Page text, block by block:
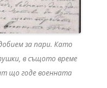
за пари. Като
в същото време
що годе военната